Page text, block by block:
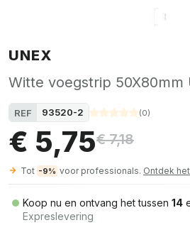
UNEX
Witte voegstrip 50X80mm
REF 93520-2 (0)
€ 5,75€ 7,18
Tot -9% voor professionals. Ontdek het
Koop nu en ontvang het tussen 14
Expreslevering